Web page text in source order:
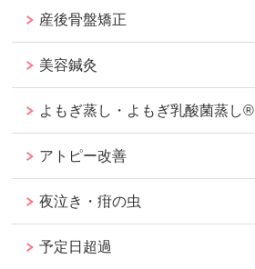
産後骨盤矯正
美容鍼灸
よもぎ蒸し・よもぎ乳酸菌蒸し®︎
アトピー改善
夜泣き・疳の虫
予定日超過